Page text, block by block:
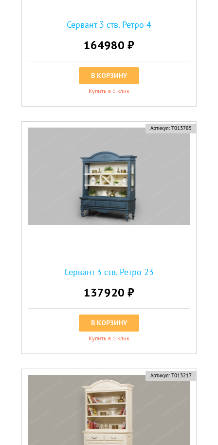
Сервант 3 ств. Ретро 4
164980 ₽
В КОРЗИНУ
Купить в 1 клик
Артикул: Т013785
Сервант 3 ств. Ретро 23
137920 ₽
В КОРЗИНУ
Купить в 1 клик
Артикул: Т013217